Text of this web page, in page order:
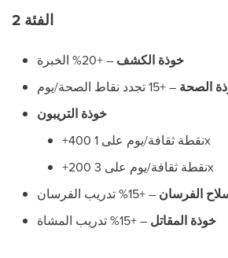
الفئة 2
خوذة الكشف – +20% الخبرة
الصحة – +15 تجدد نقاط الصحة/يوم
خوذة التريبون
+400 نقطة ثقافة/يوم على 1x
+200 نقطة ثقافة/يوم على 3x
الفرسان – +15% تدريب الفرسان
خوذة المقاتل – +15% تدريب المشاة